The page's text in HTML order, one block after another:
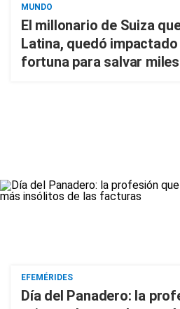
MUNDO
El millonario de Suiza
Latina, quedó
fortuna para salvar
EFEMÉRIDES
Día del Panadero: la